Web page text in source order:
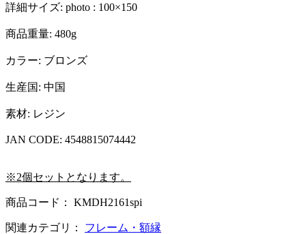
詳細サイズ: photo : 100×150
商品重量: 480g
カラー: ブロンズ
生産国: 中国
素材: レジン
JAN CODE: 4548815074442
※2個セットとなります。
商品コード： KMDH2161spi
関連カテゴリ： フレーム・額縁